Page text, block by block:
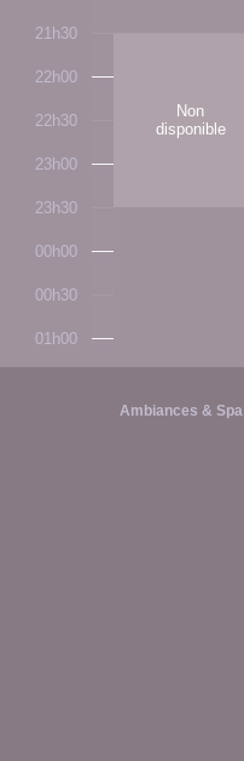
21h30
22h00
22h30
23h00
23h30
00h00
00h30
01h00
Non
disponible
Ambiances & Spa